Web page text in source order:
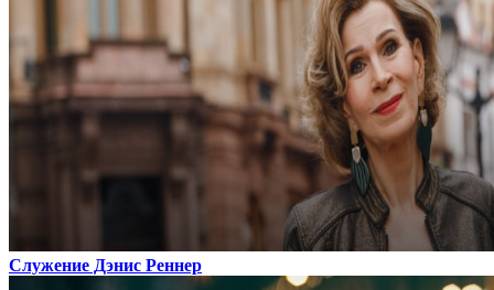
Служение Дэнис Реннер